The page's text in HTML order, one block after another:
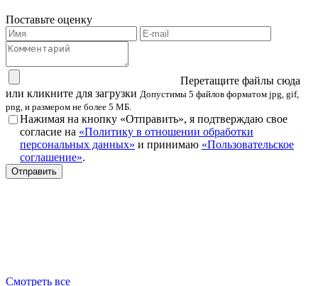
Поставьте оценку
Перетащите файлы сюда
или кликните для загрузки Допустимы 5 файлов форматом jpg, gif,
png, и размером не более 5 МБ.
Нажимая на кнопку «Отправить», я подтверждаю свое
согласие на «Политику в отношении обработки
персональных данных» и принимаю «Пользовательское
соглашение».
Смотреть все